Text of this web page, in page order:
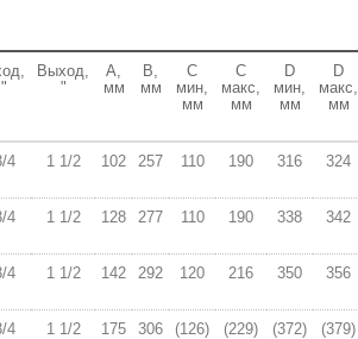
"
Выход,
"
A,
мм
B,
мм
C
мин,
мм
C
макс,
мм
D
мин,
мм
D
макс,
мм
4 1 1/2 102 257 110 190 316 324
4 1 1/2 128 277 110 190 338 342
4 1 1/2 142 292 120 216 350 356
4 1 1/2 175 306 (126) (229) (372) (379)